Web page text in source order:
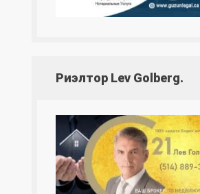
Риэлтор Lev Golberg.